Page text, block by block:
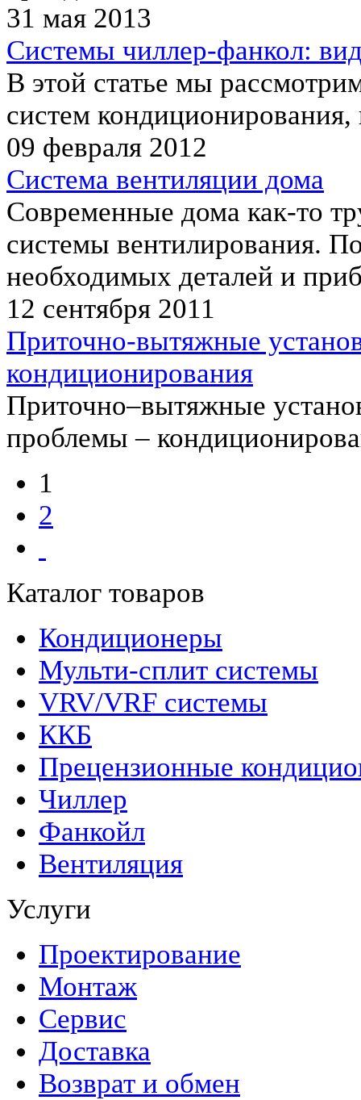
31 мая 2013
Системы чиллер-фанкол:
В этой статье мы
систем
09 февраля 2012
Система вентиляции дома
Современные дома как-то
системы вентилирования.
необходимых деталей и
12 сентября 2011
Приточно-вытяжные
кондиционирования
Приточно–вытяжные
проблемы –
1
2
Каталог товаров
Кондиционеры
Мульти-сплит системы
VRV/VRF системы
ККБ
Прецензионные
Чиллер
Фанкойл
Вентиляция
Услуги
Проектирование
Монтаж
Сервис
Доставка
Возврат и обмен